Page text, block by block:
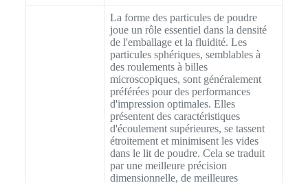
La forme des particules de poudre
joue un rôle essentiel dans la densité
de l'emballage et la fluidité. Les
particules sphériques, semblables à
des roulements à billes
microscopiques, sont généralement
préférées pour des performances
d'impression optimales. Elles
présentent des caractéristiques
d'écoulement supérieures, se tassent
étroitement et minimisent les vides
dans le lit de poudre. Cela se traduit
par une meilleure précision
dimensionnelle, de meilleures